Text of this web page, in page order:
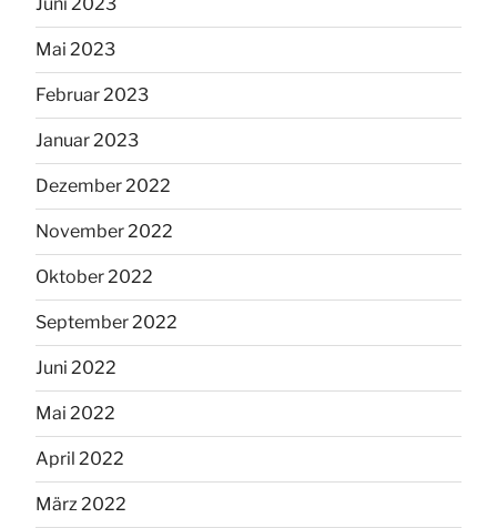
Mai 2023
Februar 2023
Januar 2023
Dezember 2022
November 2022
Oktober 2022
September 2022
Juni 2022
Mai 2022
April 2022
März 2022